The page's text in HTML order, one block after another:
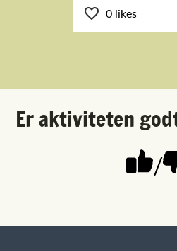
0 likes
Er aktiviteten
/